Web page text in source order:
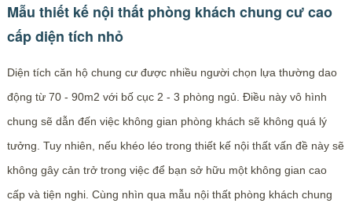
Mẫu thiết kế nội thất phòng khách chung cư cao
cấp diện tích nhỏ
Diện tích căn hộ chung cư được nhiều người chọn lựa thường dao
động từ 70 - 90m2 với bố cục 2 - 3 phòng ngủ. Điều này vô hình
chung sẽ dẫn đến việc không gian phòng khách sẽ không quá lý
tưởng. Tuy nhiên, nếu khéo léo trong thiết kế nội thất vấn đề này sẽ
không gây cản trở trong việc để bạn sở hữu một không gian cao
cấp và tiện nghi. Cùng nhìn qua mẫu nội thất phòng khách chung